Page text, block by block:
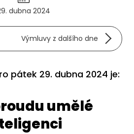
dubna 2024
Výmluvy z dalšího dne
pátek 29. dubna 2024 je:
umělé